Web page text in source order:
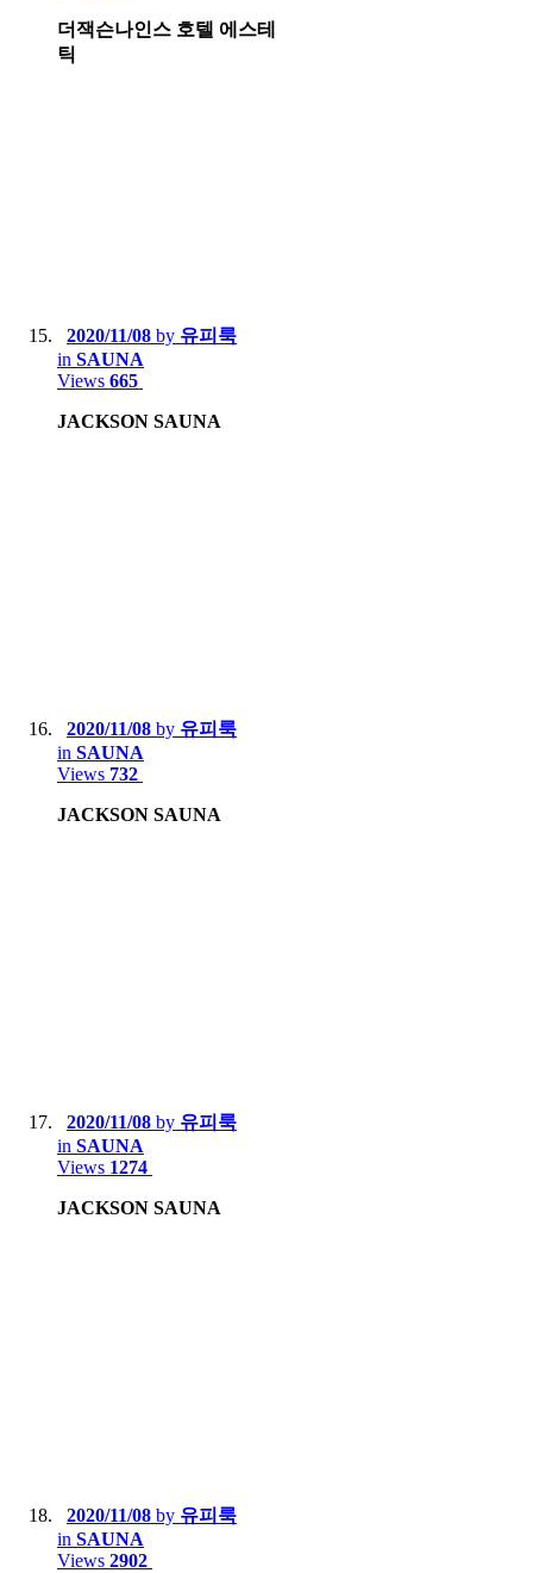
더잭슨나인스 호텔 에스테
틱
2020/11/08 by 유피룩
in SAUNA
Views 665
JACKSON SAUNA
2020/11/08 by 유피룩
in SAUNA
Views 732
JACKSON SAUNA
2020/11/08 by 유피룩
in SAUNA
Views 1274
JACKSON SAUNA
2020/11/08 by 유피룩
in SAUNA
Views 2902